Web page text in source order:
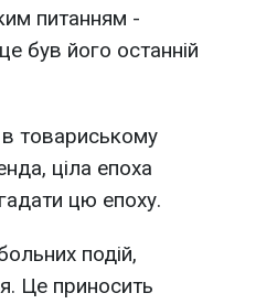
питанням -
був його останній
товариському
ціла епоха
цю епоху.
подій,
Це приносить